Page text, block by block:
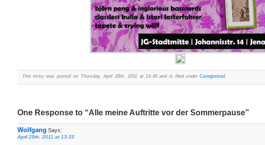
This entry was posted on Thursday, April 28th, 2011 at 14:40 and is filed underCategorized
One Response to “Alle meine Auftritte vor der Sommerpause”
Wolfgang Says:
April 29th, 2011 at 13:33